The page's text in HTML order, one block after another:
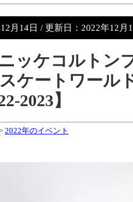
月14日 / 更新日： 2022年12月
ッケコルトン
スケートワール
2023】
2022年のイベント